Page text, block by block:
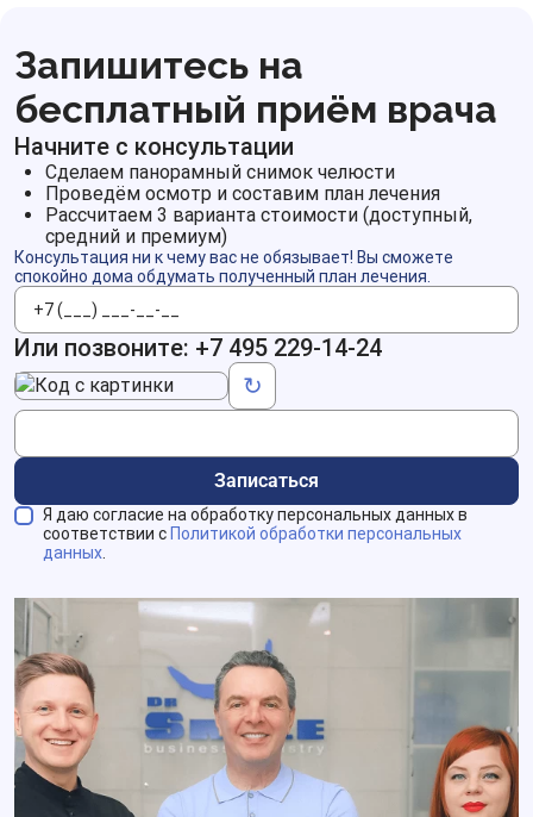
Запишитесь на
бесплатный приём врача
Начните с консультации
Сделаем панорамный снимок челюсти
Проведём осмотр и составим план лечения
Рассчитаем 3 варианта стоимости (доступный,
средний и премиум)
Консультация ни к чему вас не обязывает! Вы сможете
спокойно дома обдумать полученный план лечения.
Телефон
Записаться
Или позвоните: +7 495 229-14-24
↻
Код с картинки
Я даю согласие на обработку персональных данных в
соответствии с Политикой обработки персональных
данных